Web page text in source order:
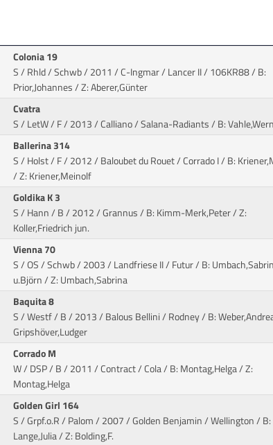
Colonia 19
S / Rhld / Schwb / 2011 / C-Ingmar / Lancer II/ 106KR88 / B:
Prior,Johannes / Z: Aberer,Günter
Cvatra
S / LetW / F / 2013 / Calliano / Salana-Radiants/ B:
Ballerina 314
S / Holst / F / 2012 / Baloubet du Rouet / Corrado I/ B:
/ Z: Kriener,Meinolf
Goldika K 3
S / Hann / B / 2012 / Grannus/ B: Kimm-Merk,Peter / Z:
Koller,Friedrich jun.
Vienna 70
S / OS / Schwb / 2003 / Landfriese II / Futur/ B:
u.Björn / Z: Umbach,Sabrina
Baquita 8
S / Westf / B / 2013 / Balous Bellini / Rodney/ B:
Gripshöver,Ludger
Corrado M
W / DSP / B / 2011 / Contract / Cola/ B: Montag,Helga / Z:
Montag,Helga
Golden Girl 164
S / Grpf.o.R / Palom / 2007 / Golden Benjamin / Wellington/ B:
Lange,Julia / Z: Bolding,F.